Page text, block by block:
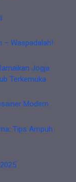
– Waspadalah!
Jogja
Terkemuka
Modern
Tips Ampuh